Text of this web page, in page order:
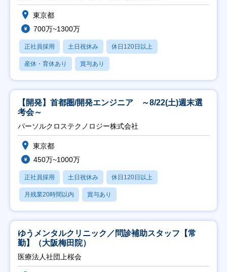
東京都
700万~1300万
正社員採用 土日祝休み 休日120日以上
産休・育休あり 賞与あり
【開発】首都圏/開発エンジニア ～8/22(土)週末選
考会～
パーソルクロステクノロジー株式会社
東京都
450万~1000万
正社員採用 土日祝休み 休日120日以上
月残業20時間以内 賞与あり
ゆうメンタルクリニック／問診補助スタッフ【常
勤】（大阪梅田院）
医療法人社団上桜会